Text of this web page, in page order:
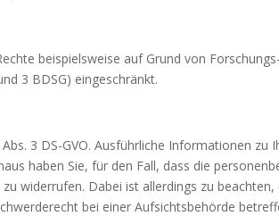
beispielsweise auf Grund von
3 BDSG) eingeschränkt.
3 DS-GVO. Ausführliche Informationen zu
haben Sie, für den Fall, dass die
widerrufen. Dabei ist allerdings zu
bei einer Aufsichtsbehörde